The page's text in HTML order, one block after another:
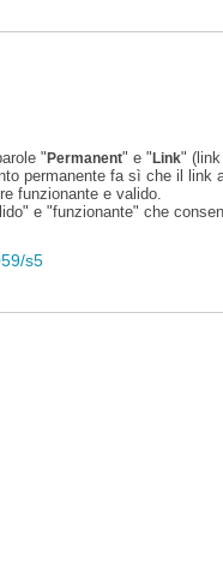
"Permanent" e "Link"
permanente fa sì che il link
funzionante e valido.
e "funzionante" che
s5